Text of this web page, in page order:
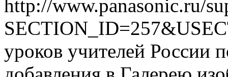
http://www.panasonic.ru/
уроков учителей России